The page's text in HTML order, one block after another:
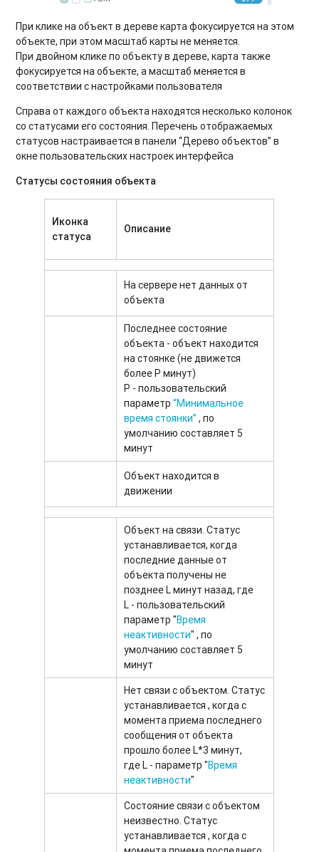
При клике на объект в дереве карта фокусируется на этом
объекте, при этом масштаб карты не меняется.
При двойном клике по объекту в дереве, карта также
фокусируется на объекте, а масштаб меняется в
соответствии с настройками пользователя
Справа от каждого объекта находятся несколько колонок
со статусами его состояния. Перечень отображаемых
статусов настраивается в панели “Дерево объектов” в
окне пользовательских настроек интерфейса
Статусы состояния объекта
Иконка
статуса
Описание
На сервере нет данных от
объекта
Последнее состояние
объекта - объект находится
на стоянке (не движется
более P минут)
P - пользовательский
параметр“Минимальное
время стоянки”, по
умолчанию составляет 5
минут
Объект находится в
движении
Объект на связи. Статус
устанавливается, когда
последние данные от
объекта получены не
позднее L минут назад, где
L - пользовательский
параметр "Время
неактивности" , по
умолчанию составляет 5
минут
Нет связи с объектом. Статус
устанавливается , когда с
момента приема последнего
сообщения от объекта
прошло более L*3 минут,
где L - параметр "Время
неактивности"
Состояние связи с объектом
неизвестно. Статус
устанавливается , когда с